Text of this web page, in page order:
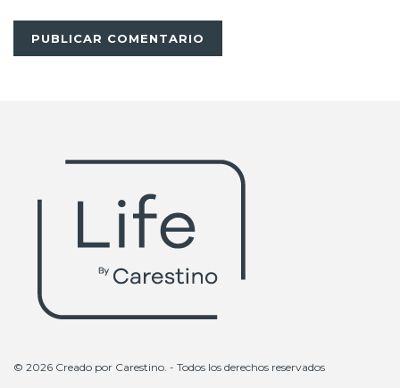
© 2026 Creado por Carestino. - Todos los derechos reservados